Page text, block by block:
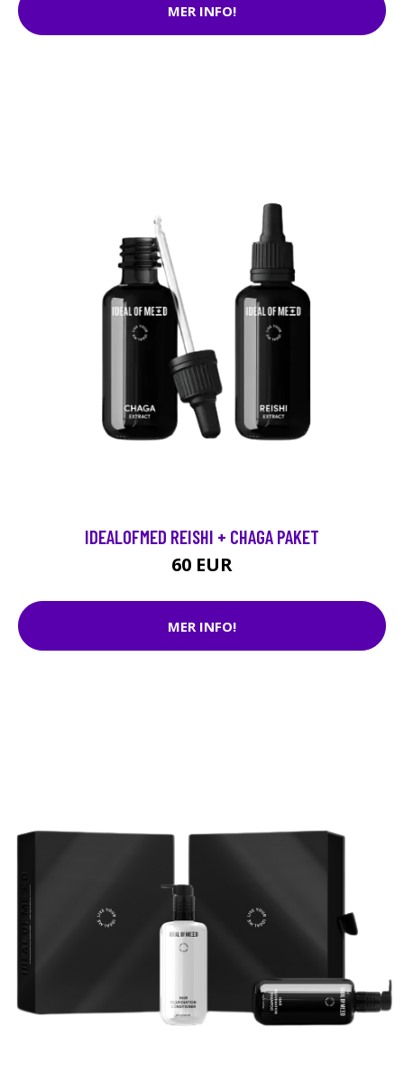
MER INFO!
IDEALOFMED REISHI + CHAGA PAKET
60 EUR
MER INFO!